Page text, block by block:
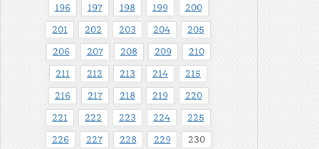
196 197 198 199 200
201 202 203 204 205
206 207 208 209 210
211 212 213 214 215
216 217 218 219 220
221 222 223 224 225
226 227 228 229 230